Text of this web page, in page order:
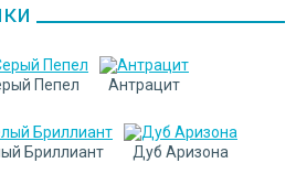
Пепел Антрацит
Бриллиант Дуб Аризона